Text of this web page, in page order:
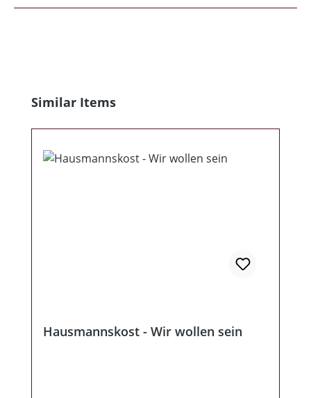
Produktgalerie überspringen
Similar Items
Hausmannskost - Wir wollen sein